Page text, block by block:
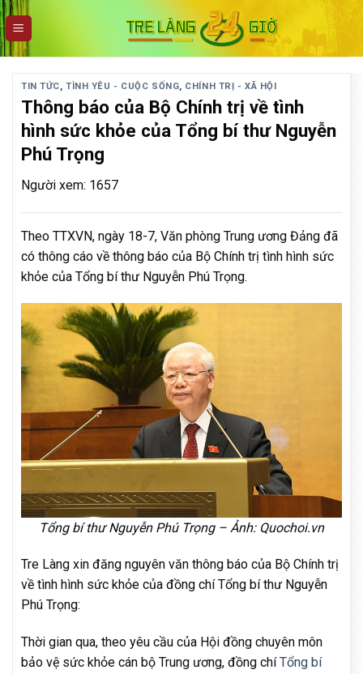
Skip
to
content
TIN TỨC,TÌNH YÊU - CUỘC SỐNG, CHÍNH TRỊ - XÃ HỘI
Thông báo của Bộ Chính trị về tình
hình sức khỏe của Tổng bí thư Nguyễn
Phú Trọng
Người xem: 1657
Theo TTXVN, ngày 18-7, Văn phòng Trung ương Đảng đã
có thông cáo về thông báo của Bộ Chính trị tình hình sức
khỏe của Tổng bí thư Nguyễn Phú Trọng.
Tổng bí thư Nguyễn Phú Trọng – Ảnh: Quochoi.vn
Tre Làng xin đăng nguyên văn thông báo của Bộ Chính trị
về tình hình sức khỏe của đồng chí Tổng bí thư Nguyễn
Phú Trọng:
Thời gian qua, theo yêu cầu của Hội đồng chuyên môn
bảo vệ sức khỏe cán bộ Trung ương, đồng chíTổng bí